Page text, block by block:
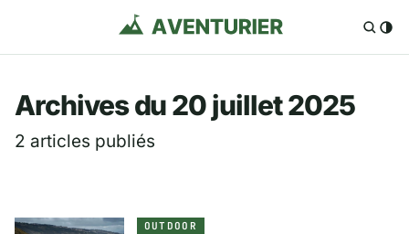
Aventurier.fr —
Archives du 20 juillet 2025
2 articles publiés
OUTDOOR